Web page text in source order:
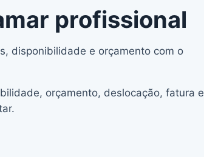
profissional
disponibilidade e orçamento com o
orçamento, deslocação, fatura e